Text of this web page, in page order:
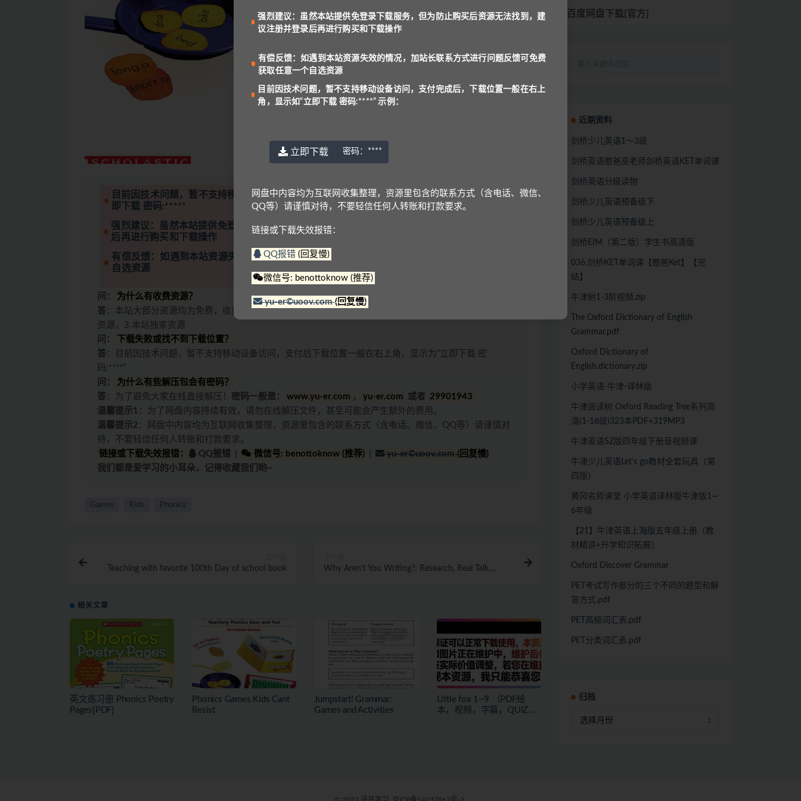
目前因技术问题，暂不支持移动设备访问，支付完成后，下载位置一般在右上角，显示如“立
即下载 密码:****”
强烈建议：虽然本站提供免登录下载服务，但为防止购买后资源无法找到，建议注册并登录
后再进行购买和下载操作
有偿反馈：如遇到本站资源失效的情况，加站长联系方式进行问题反馈可免费获取任意一个
自选资源
问：
为什么有收费资源？
答 ：本站大部分资源均为免费，收费原因有三：1.资源是高价购来低价分享，2.防止专门卖资源的人投诉
资源，3.本站独家资源
问：
下载失败或找不到下载位置？
答 ：目前因技术问题，暂不支持移动设备访问，支付后下载位置一般在右上角，显示为“立即下载 密
码:****”
问：
为什么有些解压包会有密码？
答 ：为了避免大家在线直接解压！ 密码一般是： www.yu-er.com ， yu-er.com 或者 29901943
温馨提示1 ：为了网盘内容持续有效，请勿在线解压文件，甚至可能会产生额外的费用。
温馨提示2 ：网盘中内容均为互联网收集整理，资源里包含的联系方式（含电话、微信、QQ等）请谨慎对
待，不要轻信任何人转账和打款要求。
链接或下载失效报错：
QQ报错 微信号: benottoknow (推荐) yu-er©uoov.com(回复慢)
我们都是爱学习的小耳朵，记得收藏我们哟~
Games Kids Phonics
Teaching with favorite 100th Day of school book
Why Aren’t You Writing?: Research, Real Talk,
相关文章
英文练习册 Phonics Poetry
Pages[PDF]
Phonics Games Kids Cant
Resist
Jumpstart! Grammar:
Games and Activities
Little fox 1~9 （PDF绘
本，视频，字幕，QUIZ，
百度网盘下载[官方]
近期资料
剑桥少儿英语1～3级
剑桥英语憨爸巫老师剑桥英语KET单词课
剑桥英语分级读物
剑桥少儿英语预备级下
剑桥少儿英语预备级上
剑桥EIM（第二版）学生书高清版
036.剑桥KET单词课【憨爸Ket】【完
结】
牛津树1-3阶视频.zip
The Oxford Dictionary of English
Grammar.pdf
Oxford Dictionary of
English.dictionary.zip
小学英语-牛津-译林版
牛津阅读树 Oxford Reading Tree系列高
清(1-16级)323本PDF+319MP3
牛津英语SZ版四年级下册音视频课
牛冿少儿英语Let’s go教材全套玩具（第
四版）
黄冈名师课堂 小学英语译林版牛津版1—
6年级
【21】牛津英语上海版五年级上册（教
材精讲+升学知识拓展）
Oxford Discover Grammar
PET考试写作部分的三个不同的题型和解
答方式.pdf
PET高频词汇表.pdf
PET分类词汇表.pdf
归档
强烈建议：虽然本站提供免登录下载服务，但为防止购买后资源无法找到，建
议注册并登录后再进行购买和下载操作
有偿反馈：如遇到本站资源失效的情况，加站长联系方式进行问题反馈可免费
获取任意一个自选资源
目前因技术问题，暂不支持移动设备访问，支付完成后，下载位置一般在右上
角，显示如“立即下载 密码:****” 示例：
立即下载 密码： ****
网盘中内容均为互联网收集整理，资源里包含的联系方式（含电话、微信、
QQ等）请谨慎对待，不要轻信任何人转账和打款要求。
链接或下载失效报错：
QQ报错 (回复慢)
微信号: benottoknow (推荐)
yu-er©uoov.com(回复慢)